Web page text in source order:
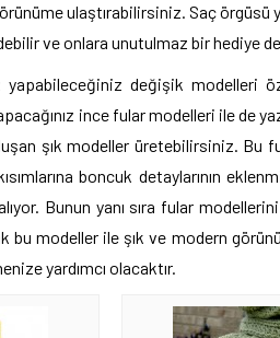
ulaştırabilirsiniz. Saç
ve onlara unutulmaz bir hediye
değişik modelleri
ince fular modelleri ile de
şık modeller üretebilirsiniz. Bu
boncuk detaylarının
Bunun yanı sıra fular
bu modeller ile şık ve modern
yardımcı olacaktır.